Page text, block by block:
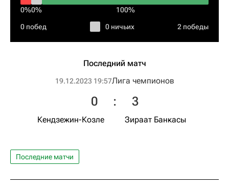
0%0% 100%
0 побед 0 ничьих 2 победы
Последний матч
19.12.2023 19:57Лига чемпионов
Кендзежин-Козле
0 : 3
Зираат Банкасы
Последние матчи